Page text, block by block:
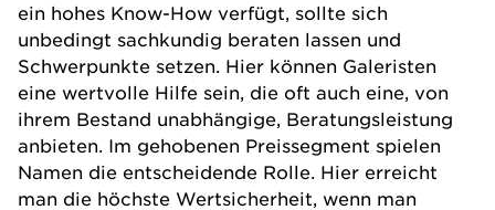
ein hohes Know-How verfügt, sollte sich
unbedingt sachkundig beraten lassen und
Schwerpunkte setzen. Hier können Galeristen
eine wertvolle Hilfe sein, die oft auch eine, von
ihrem Bestand unabhängige, Beratungsleistung
anbieten. Im gehobenen Preissegment spielen
Namen die entscheidende Rolle. Hier erreicht
man die höchste Wertsicherheit, wenn man